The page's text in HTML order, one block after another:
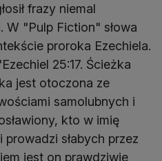
frazy niemal
W "Pulp Fiction" słowa
proroka Ezechiela.
25:17. Ścieżka
jest otoczona ze
samolubnych i
kto w imię
prowadzi słabych przez
jest on prawdziwie